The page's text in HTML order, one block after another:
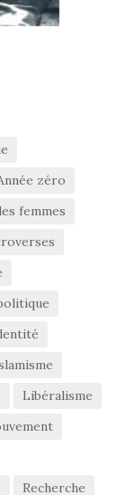
zéro
femmes
Libéralisme
Recherche